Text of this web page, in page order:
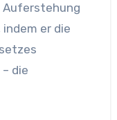
Auferstehung
er die
die